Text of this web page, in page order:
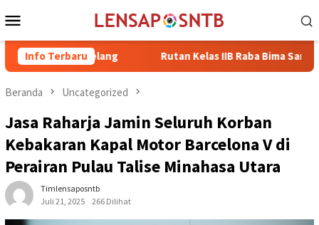
ke
Mobile
Info Terbaru Rutan Kelas IIB Raba Bima Sambut Kunjungan
Beranda Uncategorized
Jasa Raharja Jamin Seluruh Korban
Kebakaran Kapal Motor Barcelona V di
Perairan Pulau Talise Minahasa Utara
Timlensaposntb
Juli 21, 2025
266 Dilihat